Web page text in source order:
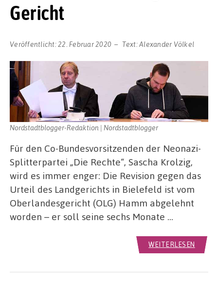
Gericht
Veröffentlicht:22. Februar 2020 Text:Alexander Völkel
Nordstadtblogger-Redaktion | Nordstadtblogger
Für den Co-Bundesvorsitzenden der Neonazi-
Splitterpartei „Die Rechte“, Sascha Krolzig,
wird es immer enger: Die Revision gegen das
Urteil des Landgerichts in Bielefeld ist vom
Oberlandesgericht (OLG) Hamm abgelehnt
worden – er soll seine sechs Monate …
WEITERLESEN